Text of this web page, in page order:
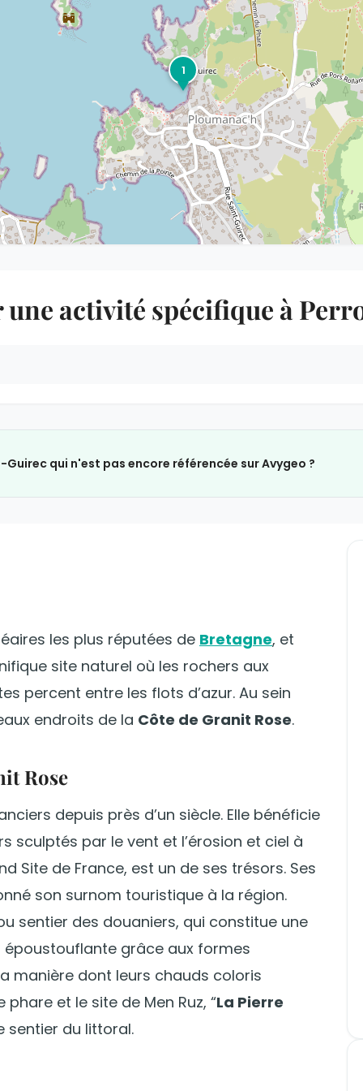
1
une activité spécifique à
qui n'est pas encore référencée sur Avygeo ?
les plus réputées de Bretagne, et
site naturel où les rochers aux
percent entre les flots d’azur. Au sein
endroits de la Côte de Granit Rose.
Rose
depuis près d’un siècle. Elle bénéficie
sculptés par le vent et l’érosion et ciel à
Site de France, est un de ses trésors. Ses
son surnom touristique à la région.
sentier des douaniers, qui constitue une
époustouflante grâce aux formes
manière dont leurs chauds coloris
et le site de Men Ruz, “La Pierre
sentier du littoral.